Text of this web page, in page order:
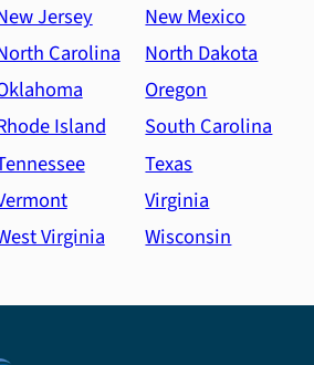
Jersey
New Mexico
Carolina
North Dakota
Oregon
Island
South Carolina
Texas
Virginia
Virginia
Wisconsin